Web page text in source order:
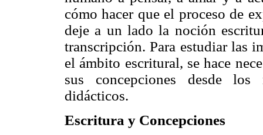
cómo hacer que el proceso de
deje a un lado la noción
transcripción. Para estudiar las
el ámbito escritural, se hace
sus concepciones desde
didácticos.
Escritura y Concepciones